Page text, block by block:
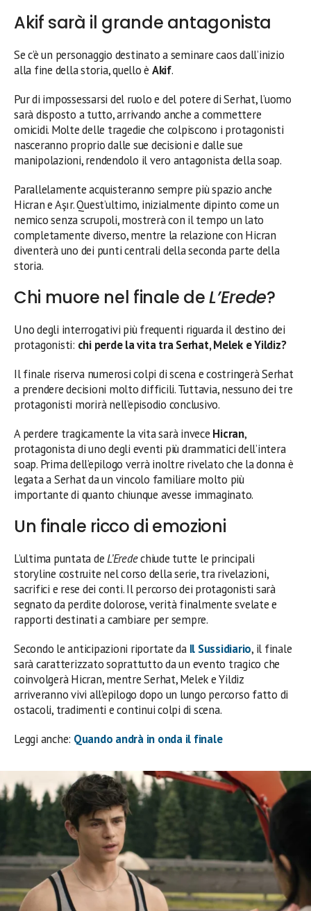
Akif sarà il grande antagonista
Se c’è un personaggio destinato a seminare caos dall’inizio
alla fine della storia, quello è Akif.
Pur di impossessarsi del ruolo e del potere di Serhat, l’uomo
sarà disposto a tutto, arrivando anche a commettere
omicidi. Molte delle tragedie che colpiscono i protagonisti
nasceranno proprio dalle sue decisioni e dalle sue
manipolazioni, rendendolo il vero antagonista della soap.
Parallelamente acquisteranno sempre più spazio anche
Hicran e Aşır. Quest’ultimo, inizialmente dipinto come un
nemico senza scrupoli, mostrerà con il tempo un lato
completamente diverso, mentre la relazione con Hicran
diventerà uno dei punti centrali della seconda parte della
storia.
Chi muore nel finale deL’Erede?
Uno degli interrogativi più frequenti riguarda il destino dei
protagonisti: chi perde la vita tra Serhat, Melek e Yildiz?
Il finale riserva numerosi colpi di scena e costringerà Serhat
a prendere decisioni molto difficili. Tuttavia, nessuno dei tre
protagonisti morirà nell’episodio conclusivo.
A perdere tragicamente la vita sarà invece Hicran,
protagonista di uno degli eventi più drammatici dell’intera
soap. Prima dell’epilogo verrà inoltre rivelato che la donna è
legata a Serhat da un vincolo familiare molto più
importante di quanto chiunque avesse immaginato.
Un finale ricco di emozioni
L’ultima puntata deL’Eredechiude tutte le principali
storyline costruite nel corso della serie, tra rivelazioni,
sacrifici e rese dei conti. Il percorso dei protagonisti sarà
segnato da perdite dolorose, verità finalmente svelate e
rapporti destinati a cambiare per sempre.
Secondo le anticipazioni riportate da Il Sussidiario, il finale
sarà caratterizzato soprattutto da un evento tragico che
coinvolgerà Hicran, mentre Serhat, Melek e Yildiz
arriveranno vivi all’epilogo dopo un lungo percorso fatto di
ostacoli, tradimenti e continui colpi di scena.
Leggi anche: Quando andrà in onda il finale